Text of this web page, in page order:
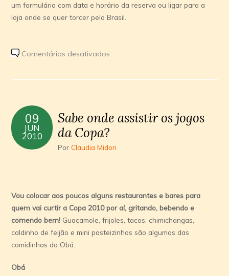
um formulário com data e horário da reserva ou ligar para a
loja onde se quer torcer pelo Brasil.
Comentários desativados
com
amarelo
reservas
09
JUN
2010
Sabe onde assistir os jogos
da Copa?
PorClaudia Midori
Vou colocar aos poucos alguns restaurantes e bares para
quem vai curtir a Copa 2010 por aí, gritando, bebendo e
comendo bem! Guacamole, frijoles, tacos, chimichangas,
caldinho de feijão e mini pasteizinhos são algumas das
comidinhas do Obá.
Obá